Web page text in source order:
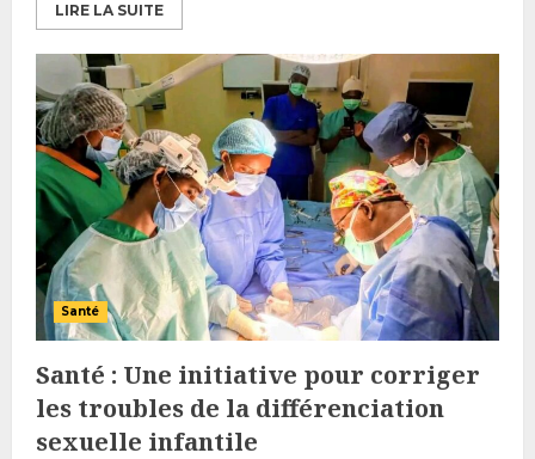
LIRE LA SUITE
Santé
Santé : Une initiative pour corriger
les troubles de la différenciation
sexuelle infantile